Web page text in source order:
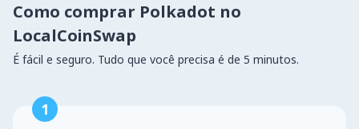
Como comprar Polkadot no
LocalCoinSwap
É fácil e seguro. Tudo que você precisa é de 5 minutos.
1